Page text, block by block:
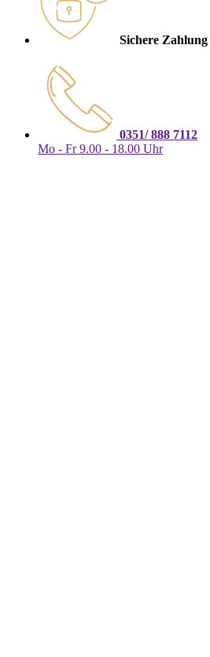
Sichere Zahlung
0351/ 888 7112
Mo - Fr 9.00 - 18.00 Uhr